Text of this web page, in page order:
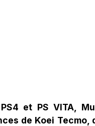
et PS VITA,
de Koei Tecmo,